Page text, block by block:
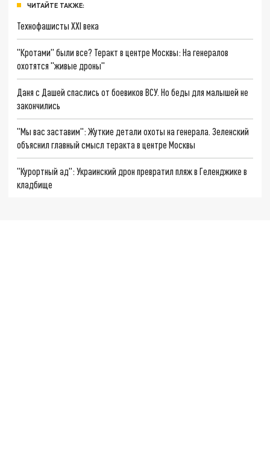
ЧИТАЙТЕ ТАКЖЕ:
Технофашисты XXI века
"Кротами" были все? Теракт в центре Москвы: На генералов
охотятся "живые дроны"
Даня с Дашей спаслись от боевиков ВСУ. Но беды для малышей не
закончились
"Мы вас заставим": Жуткие детали охоты на генерала. Зеленский
объяснил главный смысл теракта в центре Москвы
"Курортный ад": Украинский дрон превратил пляж в Геленджике в
кладбище